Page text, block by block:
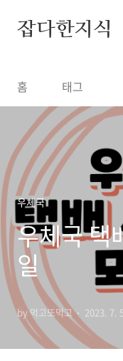
잡다한지식
홈 태그
우체국
우체국 택
일
by 먹고또먹고 2023. 7.